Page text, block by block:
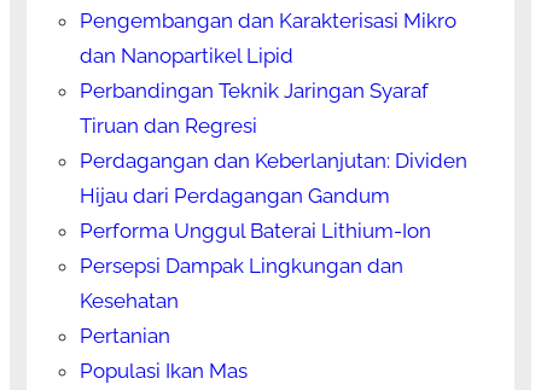
Pengembangan dan Karakterisasi Mikro
dan Nanopartikel Lipid
Perbandingan Teknik Jaringan Syaraf
Tiruan dan Regresi
Perdagangan dan Keberlanjutan: Dividen
Hijau dari Perdagangan Gandum
Performa Unggul Baterai Lithium-Ion
Persepsi Dampak Lingkungan dan
Kesehatan
Pertanian
Populasi Ikan Mas